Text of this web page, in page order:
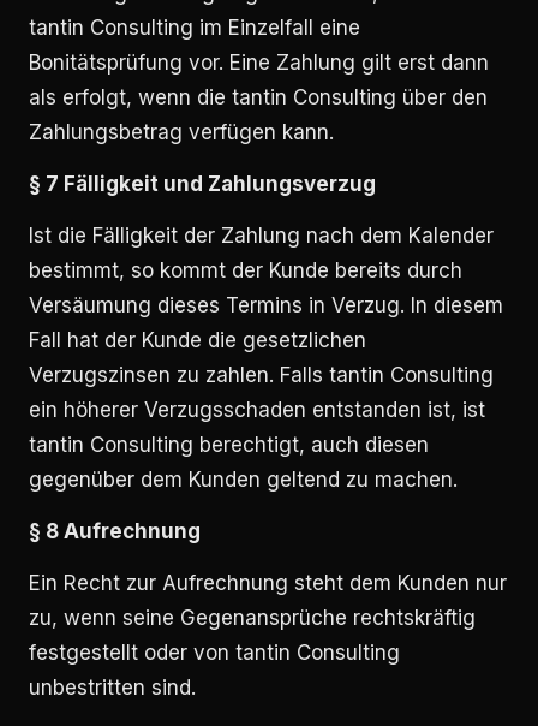
tantin Consulting im Einzelfall eine
Bonitätsprüfung vor. Eine Zahlung gilt erst dann
als erfolgt, wenn die tantin Consulting über den
Zahlungsbetrag verfügen kann.
§ 7 Fälligkeit und Zahlungsverzug
Ist die Fälligkeit der Zahlung nach dem Kalender
bestimmt, so kommt der Kunde bereits durch
Versäumung dieses Termins in Verzug. In diesem
Fall hat der Kunde die gesetzlichen
Verzugszinsen zu zahlen. Falls tantin Consulting
ein höherer Verzugsschaden entstanden ist, ist
tantin Consulting berechtigt, auch diesen
gegenüber dem Kunden geltend zu machen.
§ 8 Aufrechnung
Ein Recht zur Aufrechnung steht dem Kunden nur
zu, wenn seine Gegenansprüche rechtskräftig
festgestellt oder von tantin Consulting
unbestritten sind.